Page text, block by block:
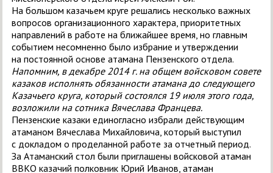
На большом казачьем круге решались несколько важных
вопросов организационного характера, приоритетных
направлений в работе на ближайшее время, но главным
событием несомненно было избрание и утверждении
на постоянной основе атамана Пензенского отдела.
Напомним, в декабре 2014 г. на общем войсковом совете
казаков исполнять обязанности атамана до следующего
Казачьего круга, который состоялся 19 июля этого года,
возложили на сотника Вячеслава Францева.
Пензенские казаки единогласно избрали действующим
атаманом Вячеслава Михайловича, который выступил
с докладом о проделанной работе за отчетный период.
За Атаманский стол были приглашены войсковой атаман
ВВКО казачий полковник Юрий Иванов, атаман